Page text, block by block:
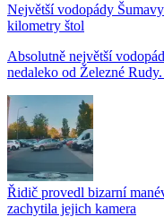
Největší vodopády
kilometry štol
Absolutně největší
nedaleko od Železné
Řidič provedl bizarní
zachytila jejich kamera